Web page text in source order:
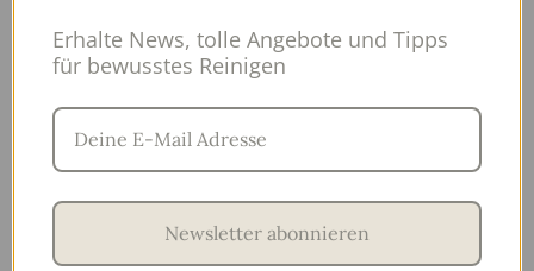
Erhalte News, tolle Angebote und Tipps
für bewusstes Reinigen
Newsletter abonnieren